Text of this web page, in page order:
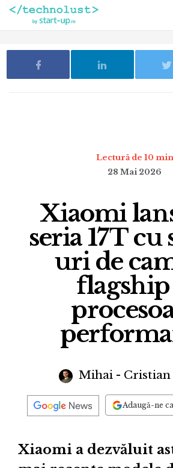
Lectură de 10 min
28 Mai 2026
Xiaomi
seria 17T cu
uri de
flagship
Mihai -
Adaugă-ne
Xiaomi a dezvăluit